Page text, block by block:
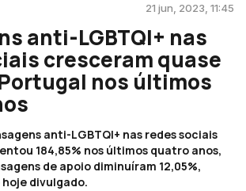
21 jun, 2023, 11:45
anti-LGBTQI+ nas
cresceram quase
nos últimos
anti-LGBTQI+ nas redes sociais
184,85% nos últimos quatro anos,
de apoio diminuíram 12,05%,
divulgado.